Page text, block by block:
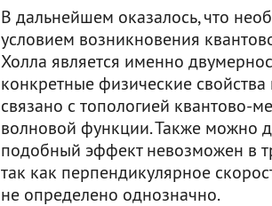
В дальнейшем оказалось, что
условием возникновения
Холла является именно
конкретные физические
связано с топологией квантово-
волновой функции. Также можно
подобный эффект невозможен в
так как перпендикулярное
не определено однозначно.